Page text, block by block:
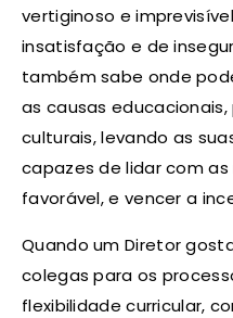
vertiginoso e
insatisfação e de
também sabe onde
as causas
culturais, levando as
capazes de lidar com
favorável, e vencer a
Quando um Diretor
colegas para os
flexibilidade curricular,